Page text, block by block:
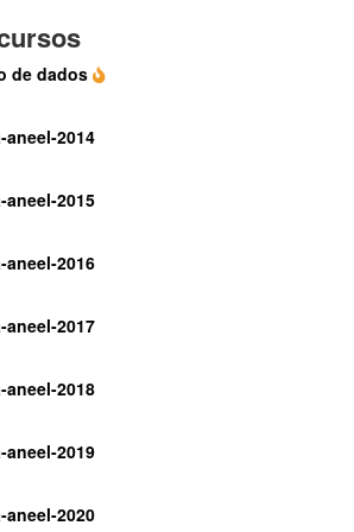
de dados
2014
2015
2016
2017
2018
2019
2020